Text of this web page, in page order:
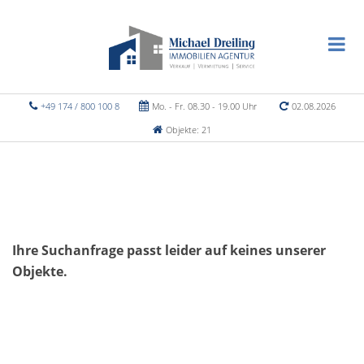
+49 174 / 800 100 8 Mo. - Fr. 08.30 - 19.00 Uhr
02.08.2026
Objekte: 21
Ihre Suchanfrage passt leider auf keines unserer
Objekte.